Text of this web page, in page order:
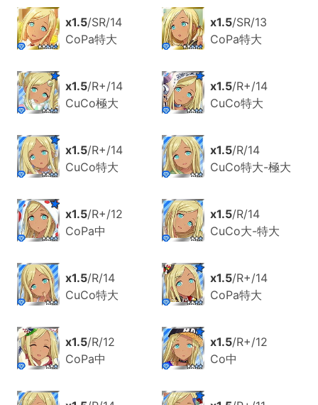
x1.5/SR/14
CoPa特大
x1.5/SR/13
CoPa特大
x1.5/R+/14
CuCo極大
x1.5/R+/14
CuCo特大
x1.5/R+/14
CuCo特大
x1.5/R/14
CuCo特大-極大
x1.5/R+/12
CoPa中
x1.5/R/14
CuCo大-特大
x1.5/R/14
CuCo特大
x1.5/R+/14
CoPa特大
x1.5/R/12
CoPa中
x1.5/R+/12
Co中